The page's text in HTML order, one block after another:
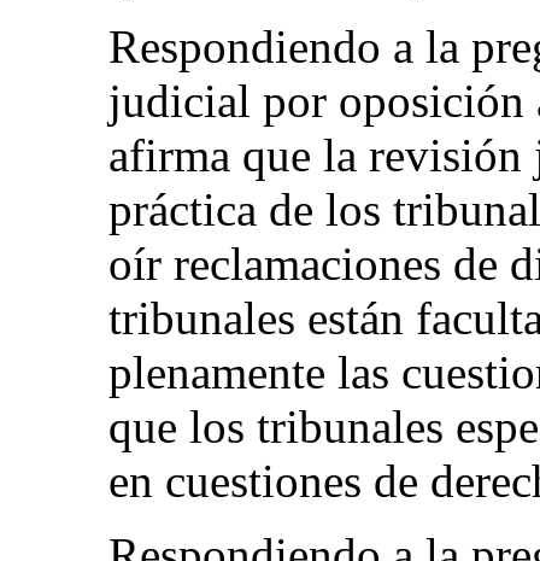
Respondiendo a la
judicial por oposición
afirma que la
práctica de los
oír reclamaciones de
tribunales están
plenamente las
que los tribunales
en cuestiones de